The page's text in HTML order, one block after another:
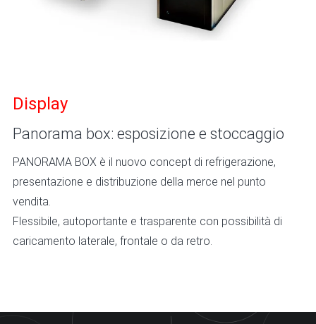
Display
Panorama box: esposizione e stoccaggio
PANORAMA BOX è il nuovo concept di refrigerazione,
presentazione e distribuzione della merce nel punto
vendita.
Flessibile, autoportante e trasparente con possibilità di
caricamento laterale, frontale o da retro.